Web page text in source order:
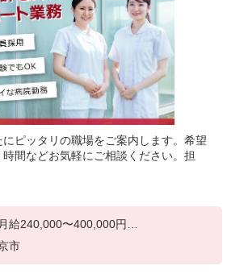
ピッタリの職場をご案内します。希望
間などお気軽にご相談ください。担
給240,000〜400,000円
円〜220,000円
10,000〜30,000円
市